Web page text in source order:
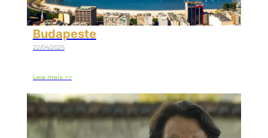
Budapeste
22/04/2025
Leia mais >>